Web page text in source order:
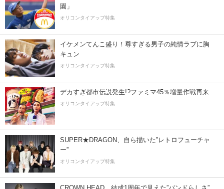
園」
オリコンタイアップ特集
イケメンてんこ盛り！尊すぎる男子の純情ラブに胸
キュン
オリコンタイアップ特集
デカすぎ都市伝説発生!?ファミマ45％増量作戦再来
オリコンタイアップ特集
SUPER★DRAGON、自ら描いた”レトロフューチャ
ー”
オリコンタイアップ特集